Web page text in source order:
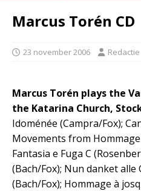
Marcus Torén CD
23 november 2006 Redactie
Marcus Torén plays the
the Katarina Church,
Idoménée (Campra/Fox);
Movements from
Fantasia e Fuga C
(Bach/Fox); Nun danket alle
(Bach/Fox); Hommage à